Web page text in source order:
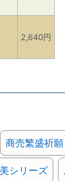
2,640円
商売繁盛祈願
シリーズ